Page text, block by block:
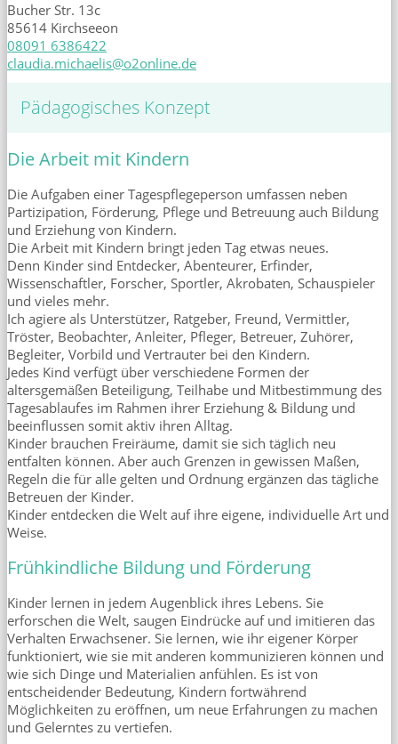
Bucher Str. 13c
85614 Kirchseeon
08091 6386422
claudia.michaelis@o2online.de
Pädagogisches Konzept
Die Arbeit mit Kindern
Die Aufgaben einer Tagespflegeperson umfassen neben
Partizipation, Förderung, Pflege und Betreuung auch Bildung
und Erziehung von Kindern.
Die Arbeit mit Kindern bringt jeden Tag etwas neues.
Denn Kinder sind Entdecker, Abenteurer, Erfinder,
Wissenschaftler, Forscher, Sportler, Akrobaten, Schauspieler
und vieles mehr.
Ich agiere als Unterstützer, Ratgeber, Freund, Vermittler,
Tröster, Beobachter, Anleiter, Pfleger, Betreuer, Zuhörer,
Begleiter, Vorbild und Vertrauter bei den Kindern.
Jedes Kind verfügt über verschiedene Formen der
altersgemäßen Beteiligung, Teilhabe und Mitbestimmung des
Tagesablaufes im Rahmen ihrer Erziehung & Bildung und
beeinflussen somit aktiv ihren Alltag.
Kinder brauchen Freiräume, damit sie sich täglich neu
entfalten können. Aber auch Grenzen in gewissen Maßen,
Regeln die für alle gelten und Ordnung ergänzen das tägliche
Betreuen der Kinder.
Kinder entdecken die Welt auf ihre eigene, individuelle Art und
Weise.
Frühkindliche Bildung und Förderung
Kinder lernen in jedem Augenblick ihres Lebens. Sie
erforschen die Welt, saugen Eindrücke auf und imitieren das
Verhalten Erwachsener. Sie lernen, wie ihr eigener Körper
funktioniert, wie sie mit anderen kommunizieren können und
wie sich Dinge und Materialien anfühlen. Es ist von
entscheidender Bedeutung, Kindern fortwährend
Möglichkeiten zu eröffnen, um neue Erfahrungen zu machen
und Gelerntes zu vertiefen.